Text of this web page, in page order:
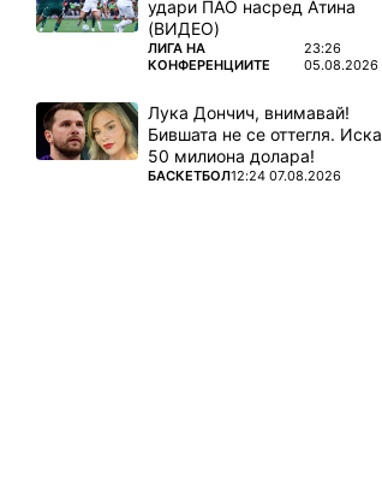
удари ПАО насред Атина
(ВИДЕО)
ПОВЕЧЕ ОТ
ЛИГА НА
КОНФЕРЕНЦИИТЕ
23:26
05.08.2026
Лука Дончич, внимавай!
Бившата не се оттегля. Иска
50 милиона долара!
ПОВЕЧЕ ОТ
БАСКЕТБОЛ12:24 07.08.2026